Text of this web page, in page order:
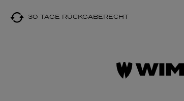
30 TAGE RÜCKGABERECHT